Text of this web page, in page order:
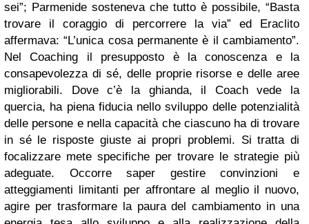
sei”; Parmenide sosteneva che tutto è possibile, “Basta
trovare il coraggio di percorrere la via” ed Eraclito
affermava: “L’unica cosa permanente è il cambiamento”.
Nel Coaching il presupposto è la conoscenza e la
consapevolezza di sé, delle proprie risorse e delle aree
migliorabili. Dove c’è la ghianda, il Coach vede la
quercia, ha piena fiducia nello sviluppo delle potenzialità
delle persone e nella capacità che ciascuno ha di trovare
in sé le risposte giuste ai propri problemi. Si tratta di
focalizzare mete specifiche per trovare le strategie più
adeguate. Occorre saper gestire convinzioni e
atteggiamenti limitanti per affrontare al meglio il nuovo,
agire per trasformare la paura del cambiamento in una